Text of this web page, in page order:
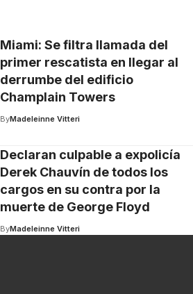
Miami: Se filtra llamada del
primer rescatista en llegar al
derrumbe del edificio
Champlain Towers
ByMadeleinne Vitteri
Declaran culpable a expolicía
Derek Chauvín de todos los
cargos en su contra por la
muerte de George Floyd
ByMadeleinne Vitteri